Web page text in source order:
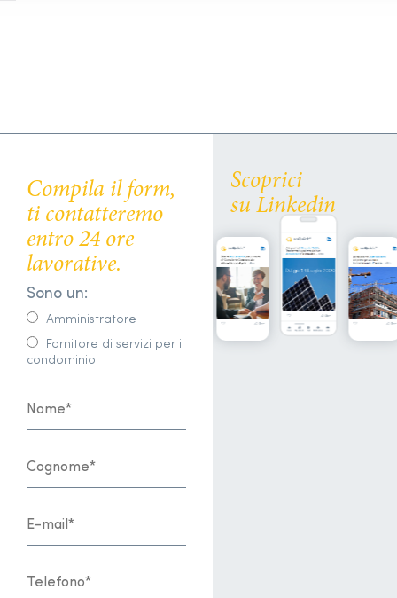
Compila il form,
ti contatteremo
entro 24 ore
lavorative.
Sono un:
Amministratore
Fornitore di servizi per il
condominio
Scoprici
su Linkedin